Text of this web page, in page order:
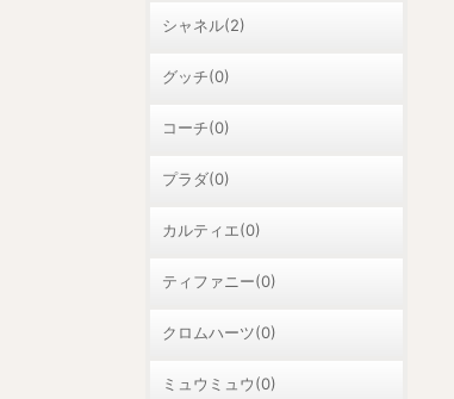
シャネル(2)
グッチ(0)
コーチ(0)
プラダ(0)
カルティエ(0)
ティファニー(0)
クロムハーツ(0)
ミュウミュウ(0)